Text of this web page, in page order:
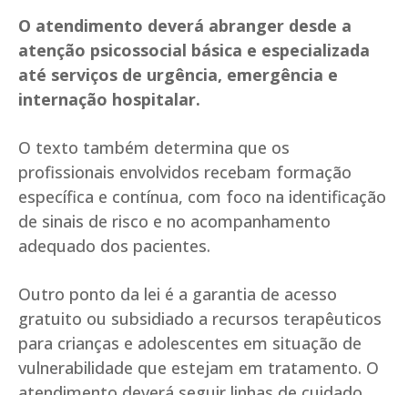
O atendimento deverá abranger desde a
atenção psicossocial básica e especializada
até serviços de urgência, emergência e
internação hospitalar.
O texto também determina que os
profissionais envolvidos recebam formação
específica e contínua, com foco na identificação
de sinais de risco e no acompanhamento
adequado dos pacientes.
Outro ponto da lei é a garantia de acesso
gratuito ou subsidiado a recursos terapêuticos
para crianças e adolescentes em situação de
vulnerabilidade que estejam em tratamento. O